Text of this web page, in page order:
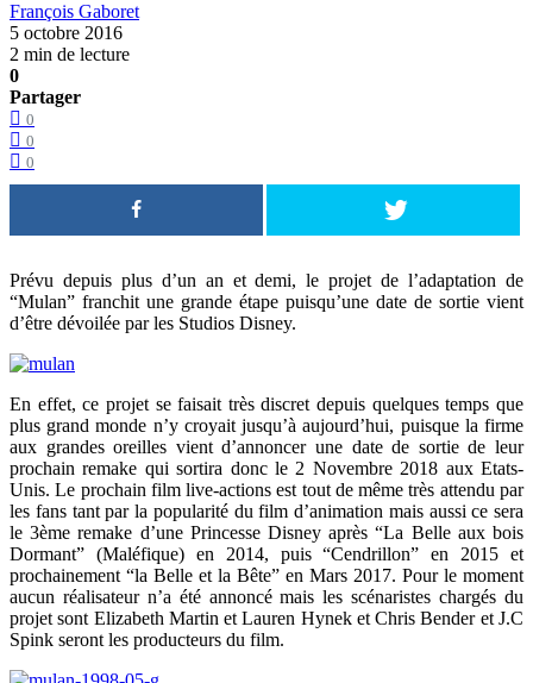
François Gaboret
5 octobre 2016
2 min de lecture
0
Partager
0
0
0
Prévu depuis plus d’un an et demi, le projet de l’adaptation de
“Mulan” franchit une grande étape puisqu’une date de sortie vient
d’être dévoilée par les Studios Disney.
En effet, ce projet se faisait très discret depuis quelques temps que
plus grand monde n’y croyait jusqu’à aujourd’hui, puisque la firme
aux grandes oreilles vient d’annoncer une date de sortie de leur
prochain remake qui sortira donc le 2 Novembre 2018 aux Etats-
Unis. Le prochain film live-actions est tout de même très attendu par
les fans tant par la popularité du film d’animation mais aussi ce sera
le 3ème remake d’une Princesse Disney après “La Belle aux bois
Dormant” (Maléfique) en 2014, puis “Cendrillon” en 2015 et
prochainement “la Belle et la Bête” en Mars 2017. Pour le moment
aucun réalisateur n’a été annoncé mais les scénaristes chargés du
projet sont Elizabeth Martin et Lauren Hynek et Chris Bender et J.C
Spink seront les producteurs du film.